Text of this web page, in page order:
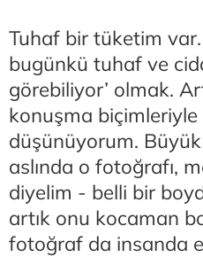
Tuhaf bir tüketim
bugünkü tuhaf ve
görebiliyor’ olmak.
konuşma biçimleriyle
düşünüyorum.
aslında o fotoğrafı,
diyelim - belli bir
artık onu kocaman
fotoğraf da insanda